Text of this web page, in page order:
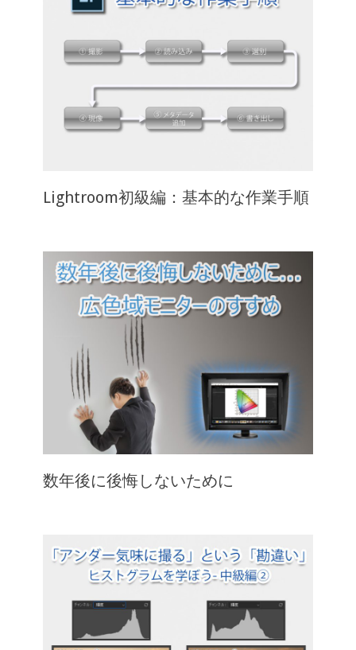
Lightroom初級編：基本的な作業手順
数年後に後悔しないために